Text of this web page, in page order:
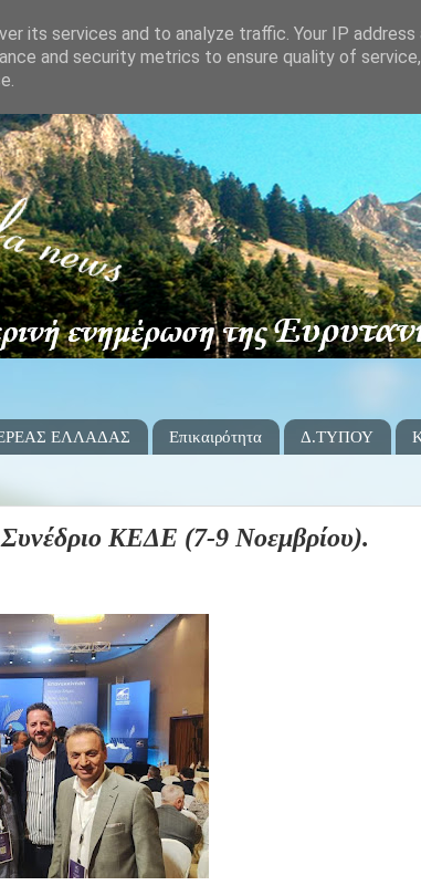
ΕΛΛΑΔΑΣ Επικαιρότητα Δ.ΤΥΠΟΥ
ΚΕΔΕ (7-9 Νοεμβρίου).
its services and to analyze traffic. Your IP address
and security metrics to ensure quality of